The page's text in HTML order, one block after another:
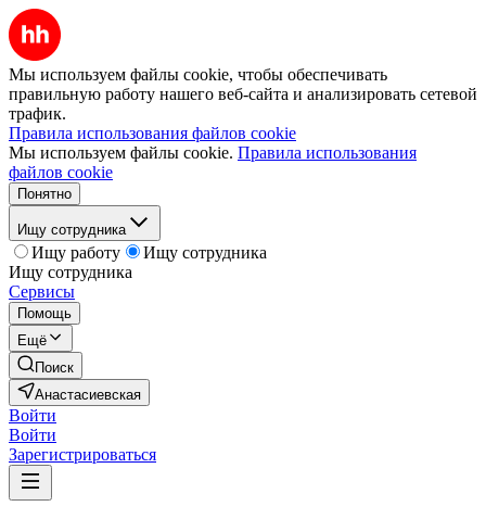
Мы используем файлы cookie, чтобы обеспечивать
правильную работу нашего веб-сайта и анализировать сетевой
трафик.
Правила использования файлов cookie
Мы используем файлы cookie. Правила использования
файлов cookie
Понятно
Ищу сотрудника
Ищу работу
Ищу сотрудника
Ищу сотрудника
Сервисы
Помощь
Ещё
Поиск
Анастасиевская
Войти
Войти
Зарегистрироваться